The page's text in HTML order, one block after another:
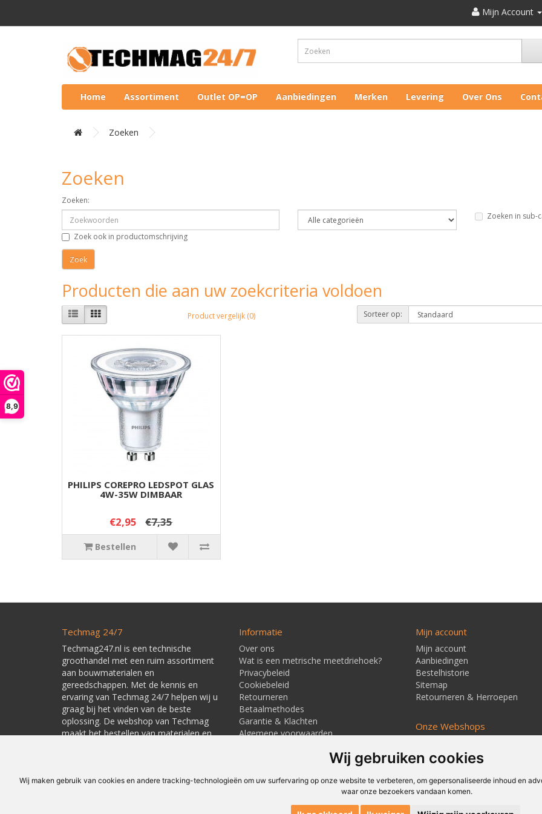
8,9
Wij gebruiken cookies
Wij maken gebruik van cookies en andere tracking-technologieën om uw surfervaring op onze website te verbeteren, om gepersonaliseerde inhoud en
waar onze bezoekers vandaan komen.
Mijn Account
Home Assortiment Outlet OP=OP Aanbiedingen Merken Levering Over Ons
Zoeken
Zoeken
Zoeken:
Zoeken in sub-
Zoek ook in productomschrijving
Producten die aan uw zoekcriteria voldoen
Product vergelijk (0) Sorteer op:
PHILIPS COREPRO LEDSPOT GLAS
4W-35W DIMBAAR
€2,95 €7,35
Bestellen
Techmag 24/7
Techmag247.nl is een technische
groothandel met een ruim assortiment
aan bouwmaterialen en
gereedschappen. Met de kennis en
ervaring van Techmag 24/7 helpen wij u
graag bij het vinden van de beste
oplossing. De webshop van Techmag
maakt het bestellen van materialen en
Informatie
Over ons
Wat is een metrische meetdriehoek?
Privacybeleid
Cookiebeleid
Retourneren
Betaalmethodes
Garantie & Klachten
Algemene voorwaarden
Mijn account
Mijn account
Aanbiedingen
Bestelhistorie
Sitemap
Retourneren & Herroepen
Onze Webshops
Techmagshop.nl
DEvuurwerkhandel.nl
Vuurwerkstaffel.nl